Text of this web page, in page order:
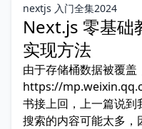
nextjs 入门全集2024
Next.js 零基础
实现方法
由于存储桶数据被覆
https://
书接上回，上一篇说到
搜索的内容可能太多